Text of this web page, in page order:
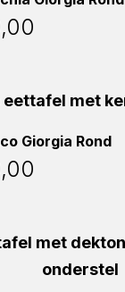
Giorgia Rond